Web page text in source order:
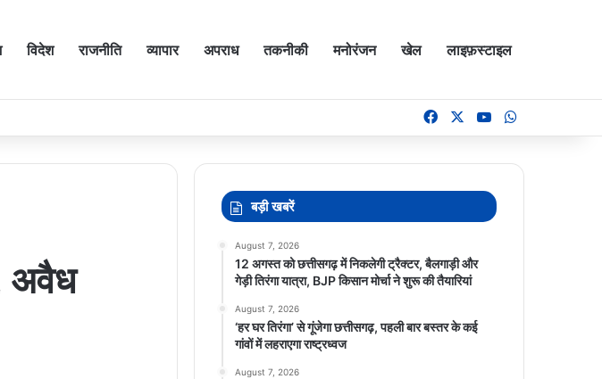
विदेश राजनीति व्यापार अपराध तकनीकी मनोरंजन खेल लाइफ़स्टाइल
FacebookYouTube
अवैध
बड़ी खबरें
August 7, 2026
12 अगस्त को छत्तीसगढ़ में निकलेगी ट्रैक्टर, बैलगाड़ी और
गेड़ी तिरंगा यात्रा, BJP किसान मोर्चा ने शुरू की तैयारियां
August 7, 2026
‘हर घर तिरंगा’ से गूंजेगा छत्तीसगढ़, पहली बार बस्तर के कई
गांवों में लहराएगा राष्ट्रध्वज
August 7, 2026